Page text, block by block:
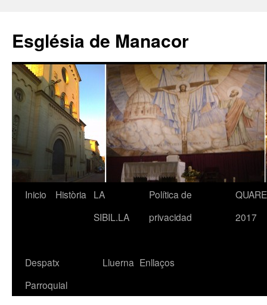
contenido
Església de Manacor
Inicio Història
LA
SIBIL.LA
Política de
privacidad
2017
Despatx
Parroquial
Lluerna Enllaços